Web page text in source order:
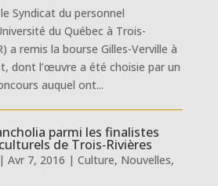
Syndicat du personnel
du Québec à Trois-
a remis la bourse Gilles-Verville à
dont l’œuvre a été choisie par un
auquel ont...
parmi les finalistes
de Trois‐Rivières
Avr 7, 2016 | Culture, Nouvelles,